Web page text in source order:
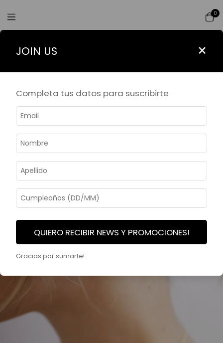
0
JOIN US ×
Completa tus datos para suscribirte
QUIERO RECIBIR NEWS Y PROMOCIONES!
Gracias por sumarte!